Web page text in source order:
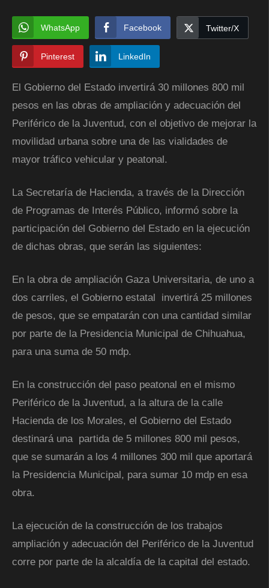
WhatsApp Facebook Twitter/X
Pinterest LinkedIn
El Gobierno del Estado invertirá 30 millones 800 mil
pesos en las obras de ampliación y adecuación del
Periférico de la Juventud, con el objetivo de mejorar la
movilidad urbana sobre una de las vialidades de
mayor tráfico vehicular y peatonal.
La Secretaría de Hacienda, a través de la Dirección
de Programas de Interés Público, informó sobre la
participación del Gobierno del Estado en la ejecución
de dichas obras, que serán las siguientes:
En la obra de ampliación Gaza Universitaria, de uno a
dos carriles, el Gobierno estatal invertirá 25 millones
de pesos, que se empatarán con una cantidad similar
por parte de la Presidencia Municipal de Chihuahua,
para una suma de 50 mdp.
En la construcción del paso peatonal en el mismo
Periférico de la Juventud, a la altura de la calle
Hacienda de los Morales, el Gobierno del Estado
destinará una partida de 5 millones 800 mil pesos,
que se sumarán a los 4 millones 300 mil que aportará
la Presidencia Municipal, para sumar 10 mdp en esa
obra.
La ejecución de la construcción de los trabajos
ampliación y adecuación del Periférico de la Juventud
corre por parte de la alcaldía de la capital del estado.